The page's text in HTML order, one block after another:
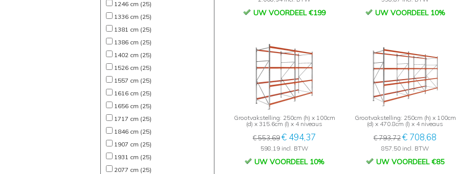
1246 cm (25)
1336 cm (25)
1381 cm (25)
1386 cm (25)
1402 cm (25)
1526 cm (25)
1557 cm (25)
1616 cm (25)
1656 cm (25)
1717 cm (25)
1846 cm (25)
1907 cm (25)
1931 cm (25)
2077 cm (25)
UW VOORDEEL €199 UW VOORDEEL 10%
Grootvakstelling: 250cm (h) x 100cm
(d) x 315.6cm (l) x 4 niveaus
€ 553,69€ 494,37
598,19 incl. BTW
UW VOORDEEL 10%
Grootvakstelling: 250cm (h) x 100cm
(d) x 470.8cm (l) x 4 niveaus
€ 793,72€ 708,68
857,50 incl. BTW
UW VOORDEEL €85